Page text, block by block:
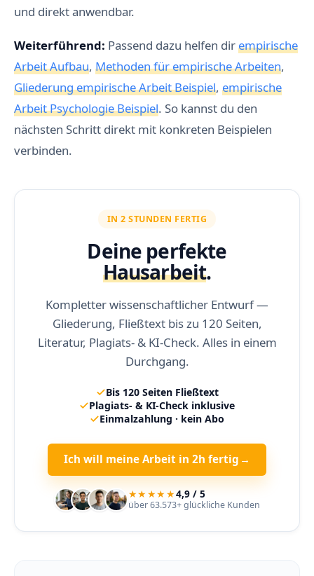
und direkt anwendbar.
Weiterführend: Passend dazu helfen dirempirische
Arbeit Aufbau, Methoden für empirische Arbeiten,
Gliederung empirische Arbeit Beispiel, empirische
Arbeit Psychologie Beispiel. So kannst du den
nächsten Schritt direkt mit konkreten Beispielen
verbinden.
IN 2 STUNDEN FERTIG
Deine perfekte
Hausarbeit.
Kompletter wissenschaftlicher Entwurf —
Gliederung, Fließtext bis zu 120 Seiten,
Literatur, Plagiats- & KI-Check. Alles in einem
Durchgang.
Bis 120 Seiten Fließtext
Plagiats- & KI-Check inklusive
Einmalzahlung · kein Abo
Ich will meine Arbeit in 2h fertig →
★★★★★4,9 / 5
über 63.573+ glückliche Kunden